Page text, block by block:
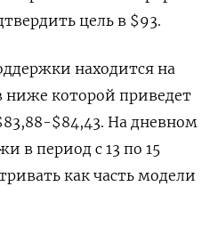
цель в $93.
находится на
ниже которой приведет
$84,43. На дневном
в период с 13 по 15
как часть модели